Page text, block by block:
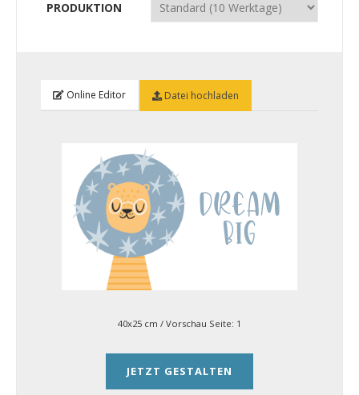
PRODUKTION
Online Editor Datei hochladen
40x25 cm / Vorschau Seite: 1
JETZT GESTALTEN